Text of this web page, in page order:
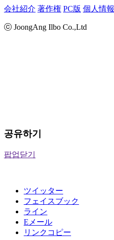
会社紹介 著作権 PC版 個人情報
ⓒ JoongAng Ilbo Co.,Ltd
공유하기
팝업닫기
ツイッター
フェイスブック
ライン
Eメール
リンクコピー